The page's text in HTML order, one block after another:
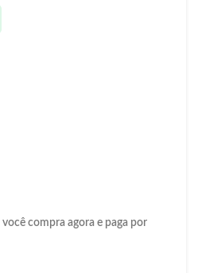
você compra agora e paga por